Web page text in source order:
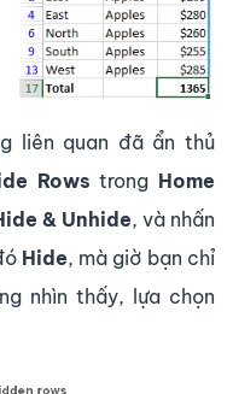
liên quan đã ẩn thủ
Rows trong Home
& Unhide, và nhấn
Hide, mà giờ bạn chỉ
nhìn thấy, lựa chọn